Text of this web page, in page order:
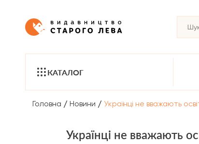
КАТАЛОГ
Головна / Новини / Українці не вважають
Українці не вважають